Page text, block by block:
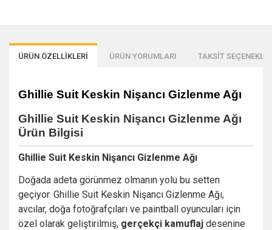
ÜRÜN ÖZELLİKLERİ ÜRÜN YORUMLARI TAKSİT
Ghillie Suit Keskin Nişancı Gizlenme Ağı
Ghillie Suit Keskin Nişancı Gizlenme Ağı
Ürün Bilgisi
Ghillie Suit Keskin Nişancı Gizlenme Ağı
Doğada adeta görünmez olmanın yolu bu setten
geçiyor. Ghillie Suit Keskin Nişancı Gizlenme Ağı,
avcılar, doğa fotoğrafçıları ve paintball oyuncuları için
özel olarak geliştirilmiş, gerçekçi kamuflaj desenine